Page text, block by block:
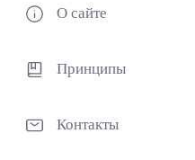
О сайте
Принципы
Контакты